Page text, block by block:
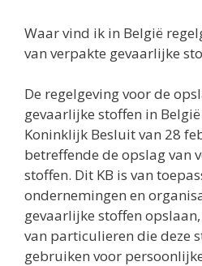
Waar vind ik in België
van verpakte gevaarlijke
De regelgeving voor de
gevaarlijke stoffen in
Koninklijk Besluit van 28
betreffende de opslag van
stoffen. Dit KB is van
ondernemingen en
gevaarlijke stoffen
van particulieren die deze
gebruiken voor